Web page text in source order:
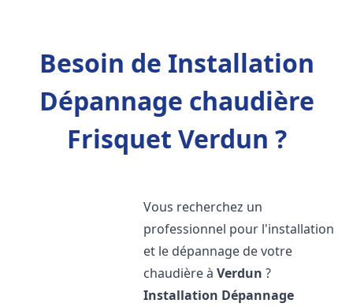
Besoin de Installation
Dépannage chaudière
Frisquet Verdun ?
Vous recherchez un
professionnel pour l'installation
et le dépannage de votre
chaudière àVerdun ?
Installation Dépannage